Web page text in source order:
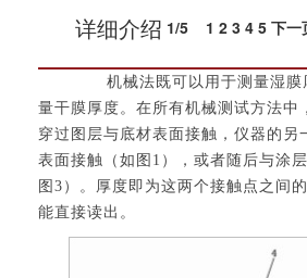
详细介绍 1/5 1 2 3 4 5 下一
机械法既可以用于测量湿膜
量干膜厚度。在所有机械测试方法中
穿过图层与底材表面接触，仪器的另
表面接触（如图1），或者随后与涂
图3）。厚度即为这两个接触点之间
能直接读出。